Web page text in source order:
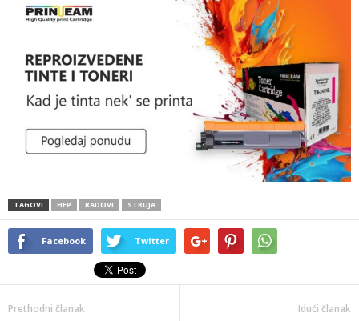
TAGOVI HEP RADOVI STRUJA
Facebook Twitter
Prethodni članak Idući članak